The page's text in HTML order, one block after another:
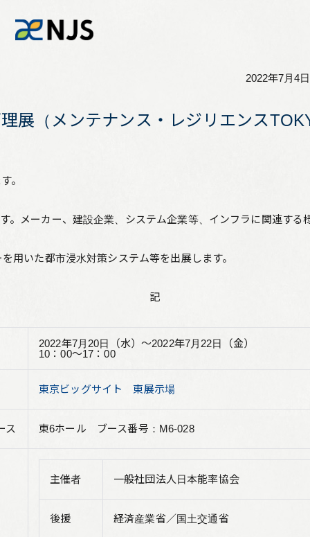
リーフレット集
協力会社向けサイト
アルムナイ組織 Oliveの会
サイトマップ
2022年7月4日
展（メンテナンス・レジリエンス
。
メーカー、建設企業、システム企業等、インフラに関連
用いた都市浸水対策システム等を出展します。
記
2022年7月20日（水）～2022年7月22日（金）
10：00～17：00
東京ビッグサイト 東展示場
ス 東6ホール ブース番号：M6-028
主催者 一般社団法人日本能率協会
後援 経済産業省／国土交通省